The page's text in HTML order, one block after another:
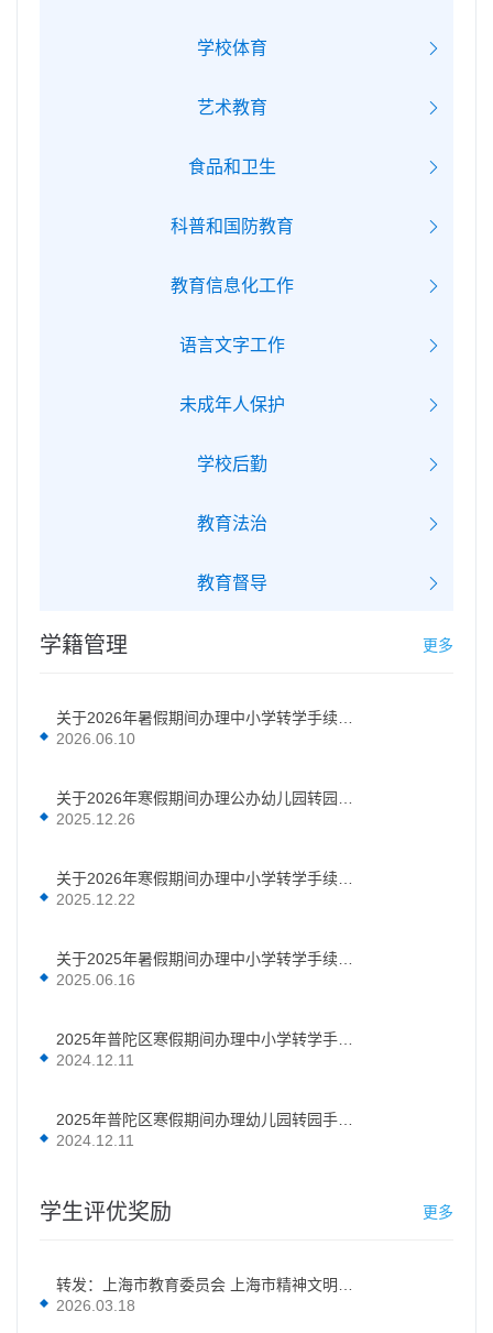
学校体育
艺术教育
食品和卫生
科普和国防教育
教育信息化工作
语言文字工作
未成年人保护
学校后勤
教育法治
教育督导
学籍管理 更多
2026.06.10
2025.12.26
2025.12.22
2025.06.16
2024.12.11
2024.12.11
学生评优奖励 更多
2026.03.18